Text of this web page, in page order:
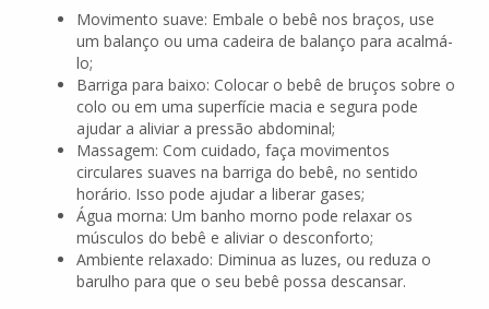
Movimento suave: Embale o bebê nos braços, use
um balanço ou uma cadeira de balanço para acalmá-
lo;
Barriga para baixo: Colocar o bebê de bruços sobre o
colo ou em uma superfície macia e segura pode
ajudar a aliviar a pressão abdominal;
Massagem: Com cuidado, faça movimentos
circulares suaves na barriga do bebê, no sentido
horário. Isso pode ajudar a liberar gases;
Água morna: Um banho morno pode relaxar os
músculos do bebê e aliviar o desconforto;
Ambiente relaxado: Diminua as luzes, ou reduza o
barulho para que o seu bebê possa descansar.